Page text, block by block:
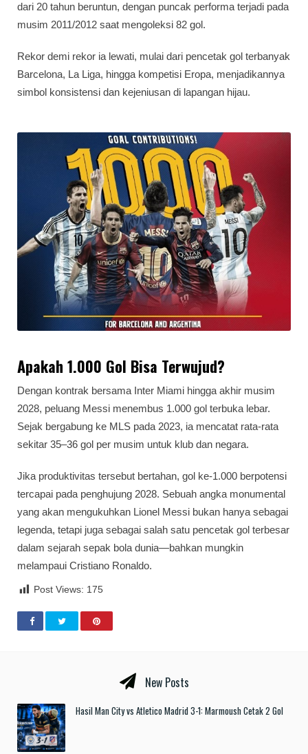
dari 20 tahun beruntun, dengan puncak performa terjadi pada
musim 2011/2012 saat mengoleksi 82 gol.
Rekor demi rekor ia lewati, mulai dari pencetak gol terbanyak
Barcelona, La Liga, hingga kompetisi Eropa, menjadikannya
simbol konsistensi dan kejeniusan di lapangan hijau.
Apakah 1.000 Gol Bisa Terwujud?
Dengan kontrak bersama Inter Miami hingga akhir musim
2028, peluang Messi menembus 1.000 gol terbuka lebar.
Sejak bergabung ke MLS pada 2023, ia mencatat rata-rata
sekitar 35–36 gol per musim untuk klub dan negara.
Jika produktivitas tersebut bertahan, gol ke-1.000 berpotensi
tercapai pada penghujung 2028. Sebuah angka monumental
yang akan mengukuhkan Lionel Messi bukan hanya sebagai
legenda, tetapi juga sebagai salah satu pencetak gol terbesar
dalam sejarah sepak bola dunia—bahkan mungkin
melampaui Cristiano Ronaldo.
Post Views: 175
New Posts
Hasil Man City vs Atletico Madrid 3-1: Marmoush Cetak 2 Gol